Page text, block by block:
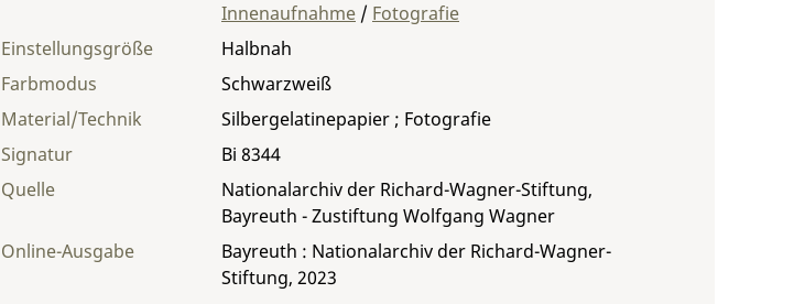
Material/Technik Silbergelatinepapier ; Fotografie
Einstellungsgröße
Halbnah
Farbmodus
Schwarzweiß
Signatur
Bi 8344
Quelle
Nationalarchiv der Richard-Wagner-Stiftung,
Bayreuth - Zustiftung Wolfgang Wagner
Innenaufnahme / Fotografie
Online-Ausgabe
Bayreuth : Nationalarchiv der Richard-Wagner-
Stiftung, 2023